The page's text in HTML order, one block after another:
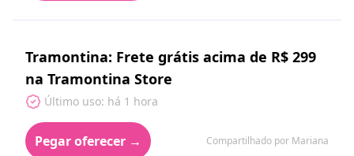
Tramontina: Frete grátis acima de R$ 299
na Tramontina Store
Último uso: há 1 hora
Pegar oferecer → Compartilhado por Mariana